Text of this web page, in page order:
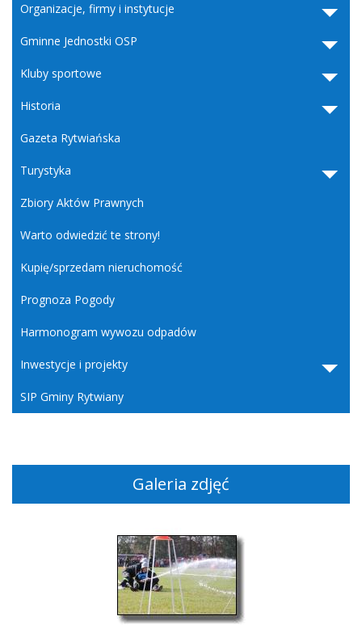
Organizacje, firmy i instytucje
Gminne Jednostki OSP
Kluby sportowe
Historia
Gazeta Rytwiańska
Turystyka
Zbiory Aktów Prawnych
Warto odwiedzić te strony!
Kupię/sprzedam nieruchomość
Prognoza Pogody
Harmonogram wywozu odpadów
Inwestycje i projekty
SIP Gminy Rytwiany
Galeria zdjęć